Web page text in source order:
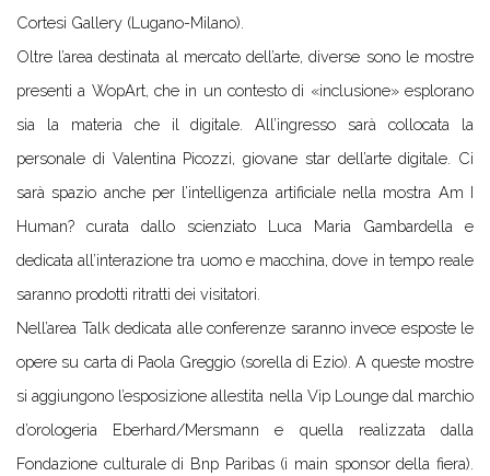
Cortesi Gallery (Lugano-Milano).
Oltre l’area destinata al mercato dell’arte, diverse sono le mostre
presenti a WopArt, che in un contesto di «inclusione» esplorano
sia la materia che il digitale. All’ingresso sarà collocata la
personale di Valentina Picozzi, giovane star dell’arte digitale. Ci
sarà spazio anche per l’intelligenza artificiale nella mostra Am I
Human? curata dallo scienziato Luca Maria Gambardella e
dedicata all’interazione tra uomo e macchina, dove in tempo reale
saranno prodotti ritratti dei visitatori.
Nell’area Talk dedicata alle conferenze saranno invece esposte le
opere su carta di Paola Greggio (sorella di Ezio). A queste mostre
si aggiungono l’esposizione allestita nella Vip Lounge dal marchio
d’orologeria Eberhard/Mersmann e quella realizzata dalla
Fondazione culturale di Bnp Paribas (i main sponsor della fiera).